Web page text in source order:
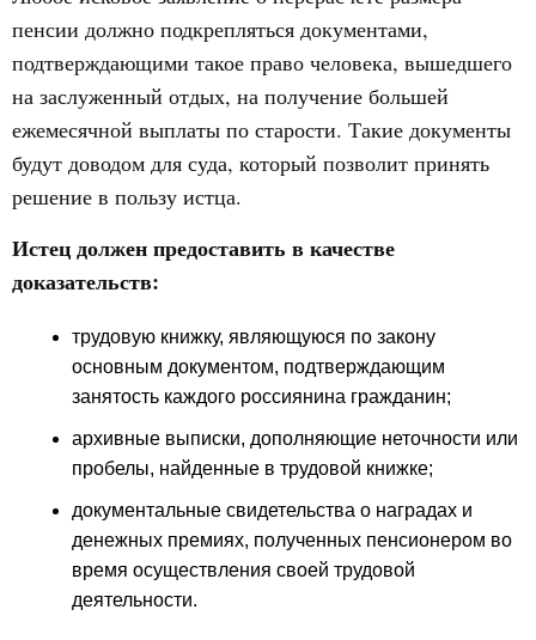
пенсии должно подкрепляться документами,
подтверждающими такое право человека, вышедшего
на заслуженный отдых, на получение большей
ежемесячной выплаты по старости. Такие документы
будут доводом для суда, который позволит принять
решение в пользу истца.
Истец должен предоставить в качестве
доказательств:
трудовую книжку, являющуюся по закону
основным документом, подтверждающим
занятость каждого россиянина гражданин;
архивные выписки, дополняющие неточности или
пробелы, найденные в трудовой книжке;
документальные свидетельства о наградах и
денежных премиях, полученных пенсионером во
время осуществления своей трудовой
деятельности.